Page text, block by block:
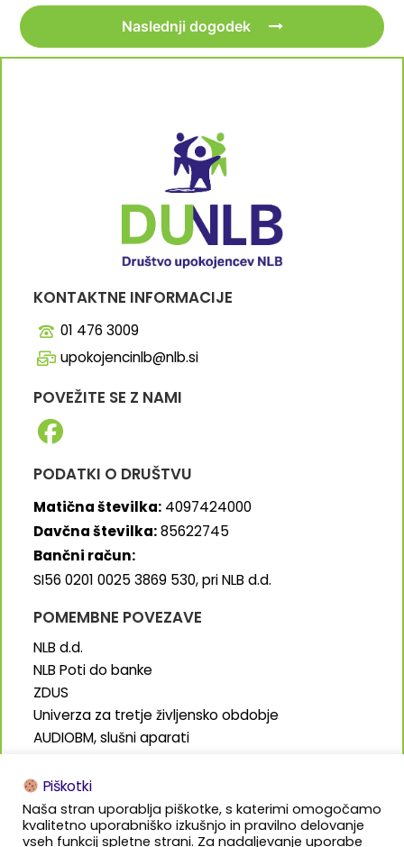
Naslednji dogodek
KONTAKTNE INFORMACIJE
01 476 3009
upokojencinlb@nlb.si
POVEŽITE SE Z NAMI
PODATKI O DRUŠTVU
Matična številka:4097424000
Davčna številka:85622745
Bančni račun:
SI56 0201 0025 3869 530, pri NLB d.d.
POMEMBNE POVEZAVE
NLB d.d.
NLB Poti do banke
ZDUS
Univerza za tretje življensko obdobje
AUDIOBM, slušni aparati
Piškotki
Naša stran uporablja piškotke, s katerimi omogočamo
kvalitetno uporabniško izkušnjo in pravilno delovanje
vseh funkcij spletne strani. Za nadaljevanje uporabe